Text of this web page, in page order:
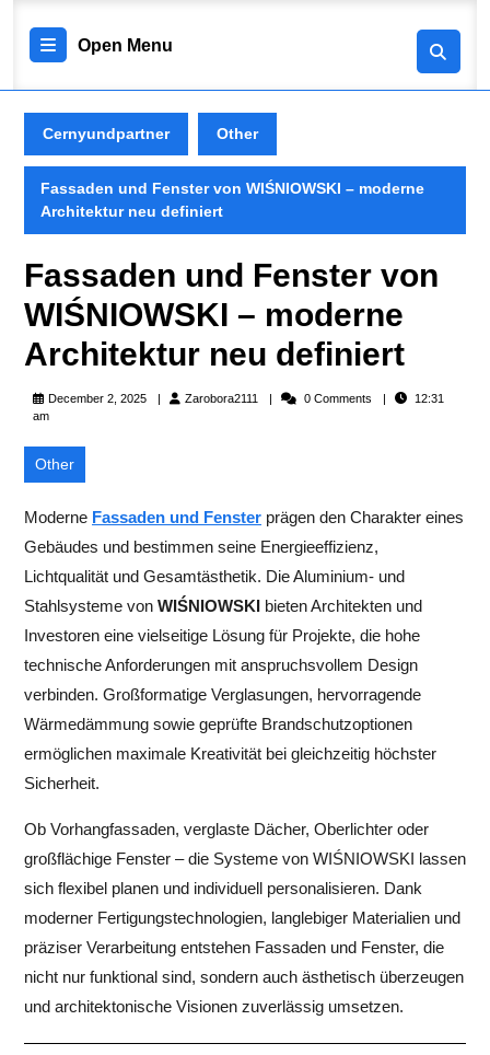
content
Open Menu
Menu
Cernyundpartner Other
Fassaden und Fenster von WIŚNIOWSKI – moderne
Architektur neu definiert
Fassaden und Fenster von
WIŚNIOWSKI – moderne
Architektur neu definiert
December 2, 2025 Zarobora2111 Zarobora21110 Comments
12:31
am
Other
Moderne Fassaden und Fenster prägen den Charakter eines
Gebäudes und bestimmen seine Energieeffizienz,
Lichtqualität und Gesamtästhetik. Die Aluminium- und
Stahlsysteme von WIŚNIOWSKI bieten Architekten und
Investoren eine vielseitige Lösung für Projekte, die hohe
technische Anforderungen mit anspruchsvollem Design
verbinden. Großformatige Verglasungen, hervorragende
Wärmedämmung sowie geprüfte Brandschutzoptionen
ermöglichen maximale Kreativität bei gleichzeitig höchster
Sicherheit.
Ob Vorhangfassaden, verglaste Dächer, Oberlichter oder
großflächige Fenster – die Systeme von WIŚNIOWSKI lassen
sich flexibel planen und individuell personalisieren. Dank
moderner Fertigungstechnologien, langlebiger Materialien und
präziser Verarbeitung entstehen Fassaden und Fenster, die
nicht nur funktional sind, sondern auch ästhetisch überzeugen
und architektonische Visionen zuverlässig umsetzen.